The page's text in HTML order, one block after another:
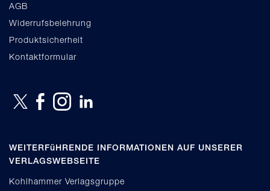
AGB
Widerrufsbelehrung
Produktsicherheit
Kontaktformular
WEITERFüHRENDE INFORMATIONEN AUF UNSERER
VERLAGSWEBSEITE
Kohlhammer Verlagsgruppe